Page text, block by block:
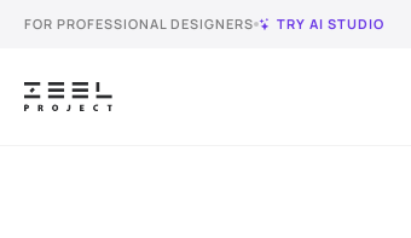
FOR PROFESSIONAL DESIGNERS TRY AI STUDIO